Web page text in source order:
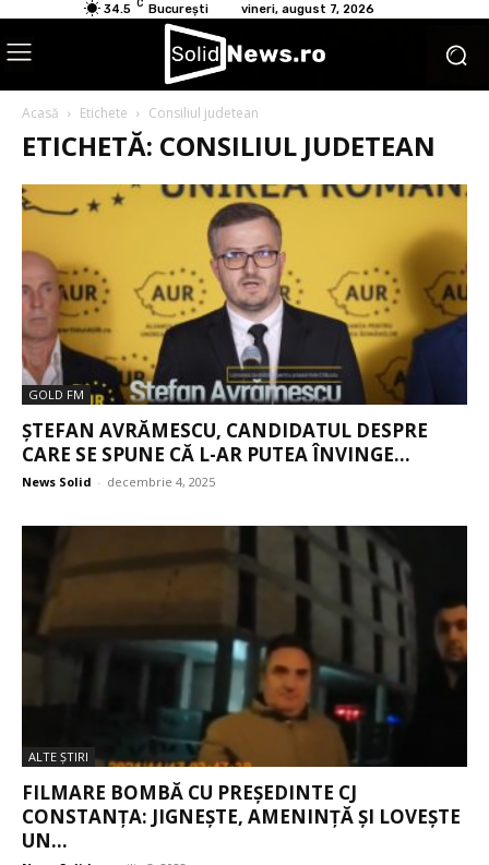
34.5 C București vineri, august 7, 2026
Acasă Etichete Consiliul judetean
ETICHETĂ: CONSILIUL JUDETEAN
GOLD FM
ȘTEFAN AVRĂMESCU, CANDIDATUL DESPRE
CARE SE SPUNE CĂ L-AR PUTEA ÎNVINGE...
News Solid - decembrie 4, 2025
ALTE ŞTIRI
FILMARE BOMBĂ CU PREȘEDINTE CJ
CONSTANȚA: JIGNEȘTE, AMENINȚĂ ȘI LOVEȘTE
UN...